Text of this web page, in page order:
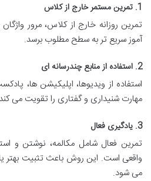
1. تمرین مستمر خارج از کلاس
تمرین روزانه خارج از کلاس، مرور
آموز سریع تر به سطح مطلوب برسد.
2. استفاده از منابع چندرسانه ای
استفاده از ویدیوها، اپلیکیشن ها،
مهارت شنیداری و گفتاری را تقویت می
3. یادگیری فعال
تمرین فعال شامل مکالمه، نوشتن و
واقعی است. این روش باعث تثبیت بهتر
می شود.